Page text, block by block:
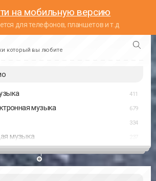
на мобильную версию
для телефонов, планшетов и т.д
который вы любите
411
музыка 679
334
музыка